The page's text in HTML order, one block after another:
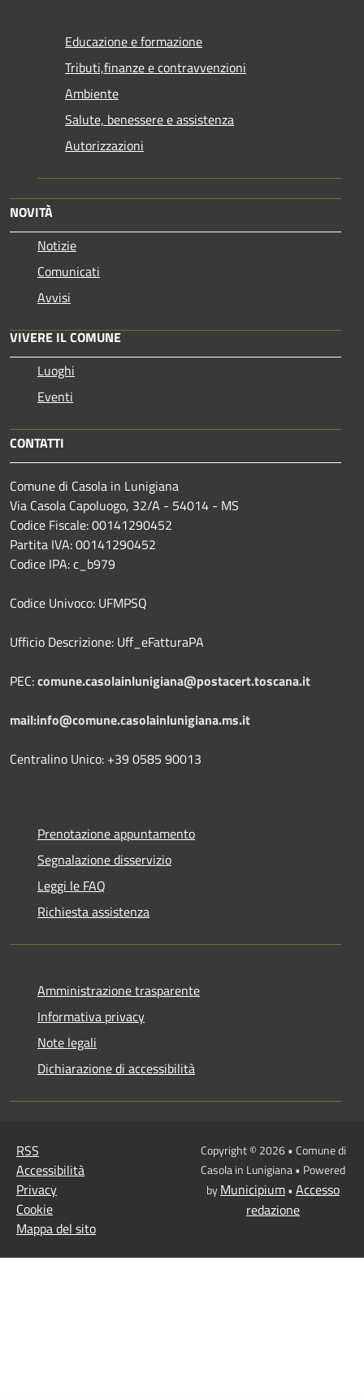
Educazione e formazione
Tributi,finanze e contravvenzioni
Ambiente
Salute, benessere e assistenza
Autorizzazioni
NOVITÀ
Notizie
Comunicati
Avvisi
VIVERE IL COMUNE
Luoghi
Eventi
CONTATTI
Comune di Casola in Lunigiana
Via Casola Capoluogo, 32/A - 54014 - MS
Codice Fiscale: 00141290452
Partita IVA: 00141290452
Codice IPA: c_b979
Codice Univoco: UFMPSQ
Ufficio Descrizione: Uff_eFatturaPA
PEC:comune.casolainlunigiana@postacert.toscana.it
mail:info@comune.casolainlunigiana.ms.it
Centralino Unico: +39 0585 90013
Prenotazione appuntamento
Segnalazione disservizio
Leggi le FAQ
Richiesta assistenza
Amministrazione trasparente
Informativa privacy
Note legali
Dichiarazione di accessibilità
RSS
Accessibilità
Privacy
Cookie
Mappa del sito
Copyright © 2026 • Comune di
Casola in Lunigiana • Powered
byMunicipium• Accesso
redazione